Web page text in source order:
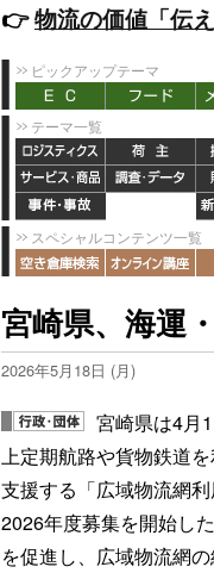
👉️物流の価値「伝
ピックアップテーマ
テーマ一覧
スペシャルコンテンツ一覧
宮崎県、海運
2026年5月18日 (月)
宮崎県は4月
上定期航路や貨物鉄道
支援する「広域物流網
2026年度募集を開始し
を促進し、広域物流網